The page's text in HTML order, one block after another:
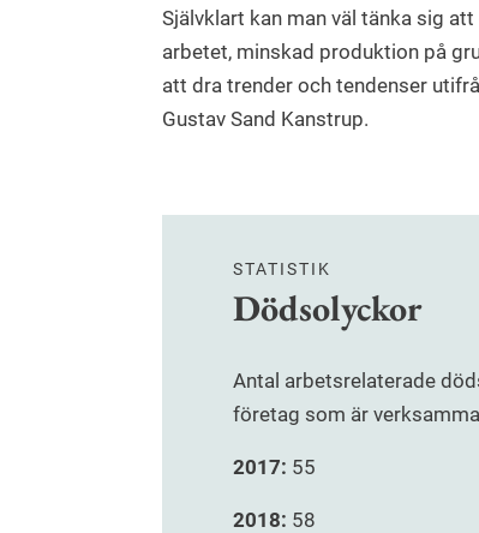
Självklart kan man väl tänka sig
arbetet, minskad produktion på
att dra trender och tendenser
Gustav Sand Kanstrup.
STATISTIK
Dödsolyckor
Antal arbetsrelaterade
företag som är
2017: 55
2018: 58